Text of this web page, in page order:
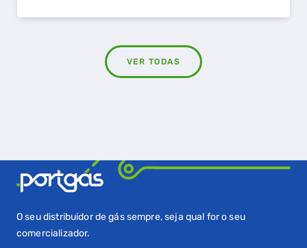
VER TODAS
O seu distribuidor de gás sempre, seja qual for o seu
comercializador.